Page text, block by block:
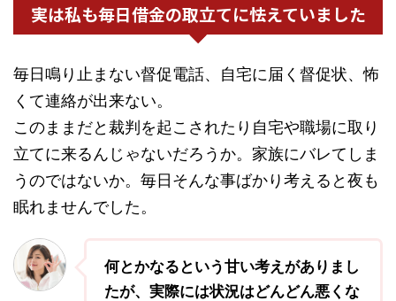
実は私も毎日借金の取立てに怯えていました
毎日鳴り止まない督促電話、自宅に届く督促状、怖
くて連絡が出来ない。
このままだと裁判を起こされたり自宅や職場に取り
立てに来るんじゃないだろうか。家族にバレてしま
うのではないか。毎日そんな事ばかり考えると夜も
眠れませんでした。
何とかなるという甘い考えがありまし
たが、実際には状況はどんどん悪くな